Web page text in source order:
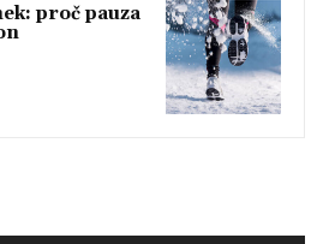
proč pauza